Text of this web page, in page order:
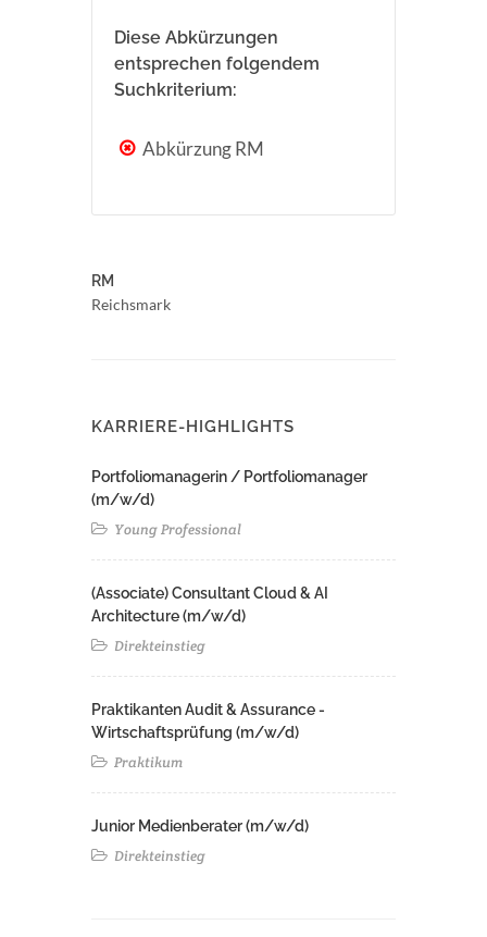
Diese Abkürzungen
entsprechen folgendem
Suchkriterium:
Abkürzung RM
RM
Reichsmark
KARRIERE-HIGHLIGHTS
Portfoliomanagerin / Portfoliomanager
(m/w/d)
Young Professional
(Associate) Consultant Cloud & AI
Architecture (m/w/d)​ ​
Direkteinstieg
Praktikanten Audit & Assurance -
Wirtschaftsprüfung (m/w/d)
Praktikum
Junior Medienberater (m/w/d)
Direkteinstieg